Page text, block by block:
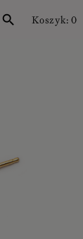
search Koszyk: 0